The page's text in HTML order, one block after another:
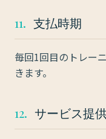
11. 支払時期
毎回1回目のトレー
きます。
12. サービス提